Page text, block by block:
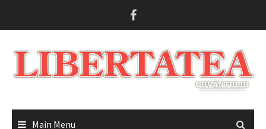
Main Menu